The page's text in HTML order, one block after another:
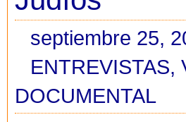
septiembre 25,
ENTREVISTAS,
DOCUMENTAL